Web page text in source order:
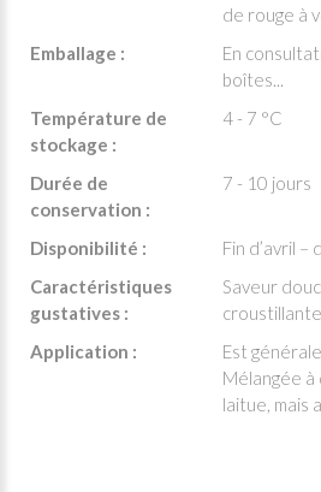
de rouge à
Emballage :
En
boîtes...
Température de
stockage :
4 - 7 °C
Durée de
conservation :
7 - 10 jours
Disponibilité :
Fin d’avril
Caractéristiques
gustatives :
Saveur
croustillante
Application :
Est
Mélangée à
laitue, mais